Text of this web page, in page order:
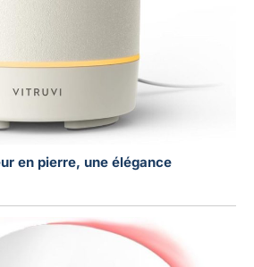
en pierre, une élégance